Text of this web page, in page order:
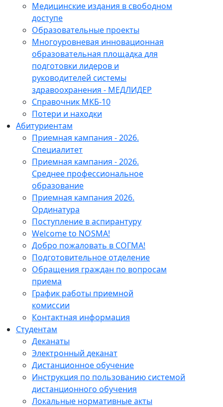
Медицинские издания в свободном
доступе
Образовательные проекты
Многоуровневая инновационная
образовательная площадка для
подготовки лидеров и
руководителей системы
здравоохранения - МЕДЛИДЕР
Справочник МКБ-10
Потери и находки
Абитуриентам
Приемная кампания - 2026.
Специалитет
Приемная кампания - 2026.
Среднее профессиональное
образование
Приемная кампания 2026.
Ординатура
Поступление в аспирантуру
Welcome to NOSMA!
Добро пожаловать в СОГМА!
Подготовительное отделение
Обращения граждан по вопросам
приема
График работы приемной
комиссии
Контактная информация
Студентам
Деканаты
Электронный деканат
Дистанционное обучение
Инструкция по пользованию системой
дистанционного обучения
Локальные нормативные акты